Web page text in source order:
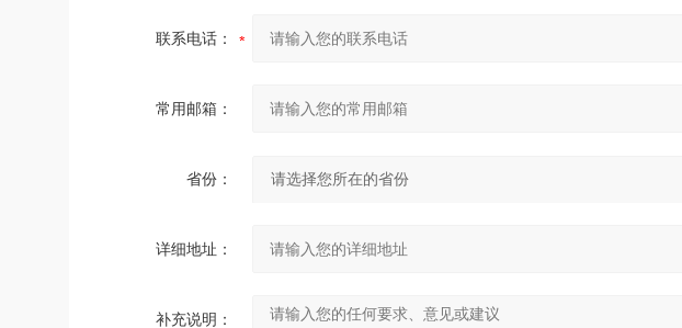
联系电话：
常用邮箱：
省份：
详细地址：
补充说明：